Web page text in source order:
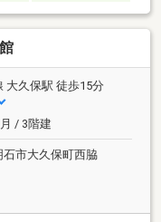
大久保駅 徒歩15分
/ 3階建
石市大久保町西脇